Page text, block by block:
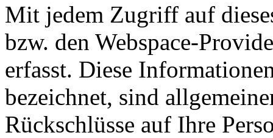
Mit jedem Zugriff auf
bzw. den Webspace-
erfasst. Diese
bezeichnet, sind
Rückschlüsse auf Ihre